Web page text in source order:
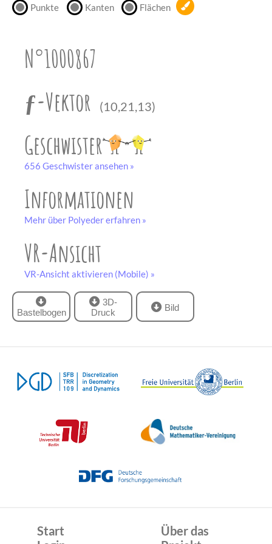
Punkte Kanten Flächen
N°1000867
ƒ-Vektor
(10,21,13)
Geschwister
656 Geschwister ansehen »
Informationen
Mehr über Polyeder erfahren »
VR-Ansicht
VR-Ansicht aktivieren (Mobile) »
Bastelbogen
Bastelbogen
3D-
Druck
unserem
Bild
Start
Über das